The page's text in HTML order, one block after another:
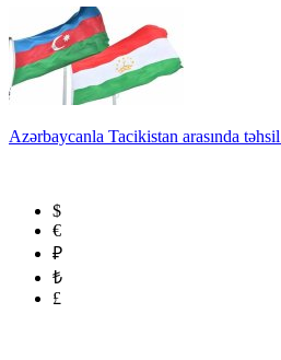
Azərbaycanla Tacikistan arasında
$
€
₽
₺
£